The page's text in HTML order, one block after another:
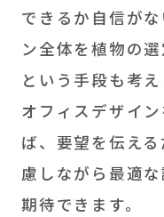
できるか自信が
ン全体を植物の
という手段も考え
オフィスデザイ
ば、要望を伝え
慮しながら最適
期待できます。